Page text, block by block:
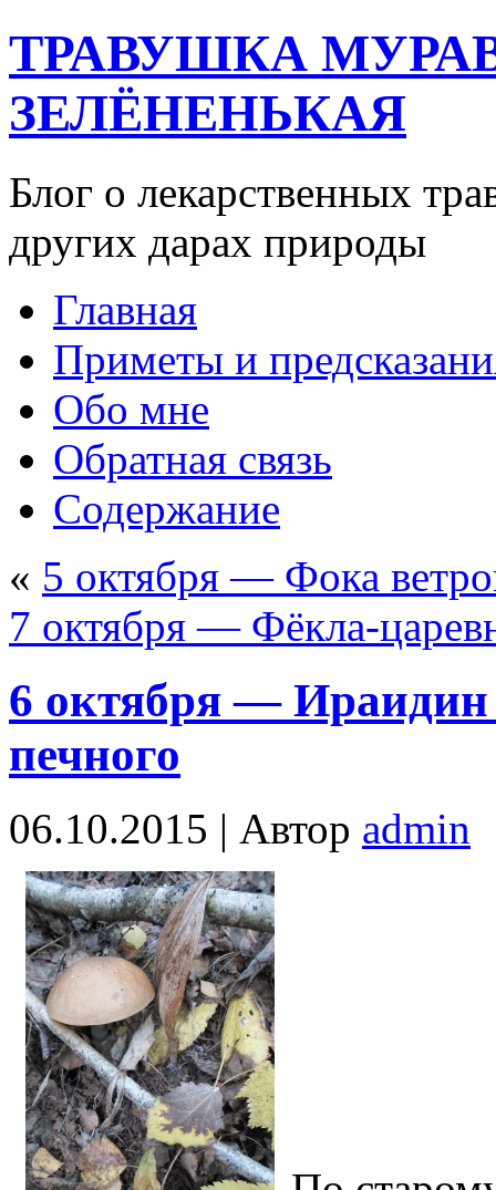
ТРАВУШКА
ЗЕЛЁНЕНЬКАЯ
Блог о лекарственных
других дарах природы
Главная
Приметы и
Обо мне
Обратная связь
Содержание
« 5 октября — Фока
7 октября — Фёкла-
6 октября — Ираидин
печного
06.10.2015 | Автор admin